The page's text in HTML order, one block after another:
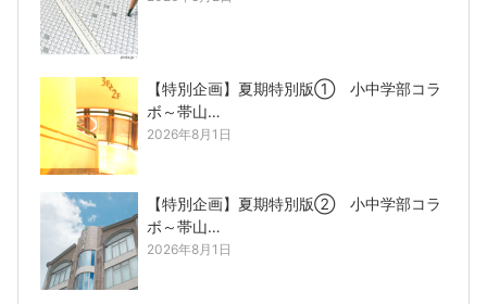
【特別企画】夏期特別版① 小中学部コラ
ボ～帯山…
2026年8月1日
【特別企画】夏期特別版② 小中学部コラ
ボ～帯山…
2026年8月1日